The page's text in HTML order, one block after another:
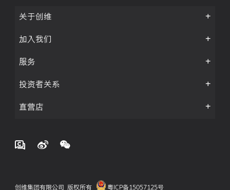
关于创维
加入我们
服务
投资者关系
直营店
创维集团有限公司 版权所有 粤ICP备15057125号